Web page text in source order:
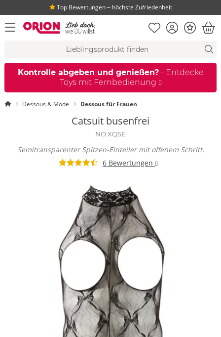
Top Bewertungen ‒ höchste Zufriedenheit
Menü öffnen Merkliste
KontoBonus
Kontrolle abgeben und genießen?- Entdecke
Toys mit Fernbedienung
StartseiteDessous & Mode Dessous für Frauen
Catsuit busenfrei
NO:XQSE
Semitransparenter Spitzen-Einteiler mit offenem Schritt.
6 Bewertungen